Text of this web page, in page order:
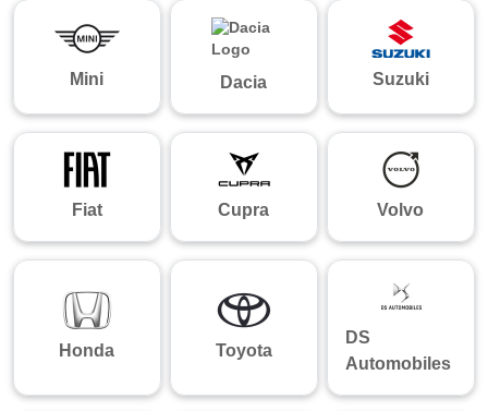
Mini Dacia Suzuki
Fiat Cupra Volvo
Honda Toyota
DS
Automobiles